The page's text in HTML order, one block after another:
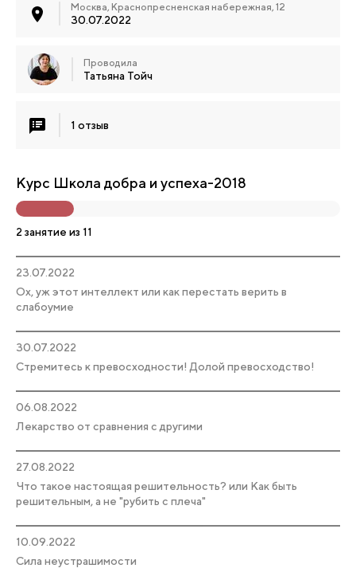
Москва, Краснопресненская набережная, 12
30.07.2022
Проводила
Татьяна Тойч
1 отзыв
Курс Школа добра и успеха-2018
2 занятие из 11
23.07.2022
Ох, уж этот интеллект или как перестать верить в
слабоумие
30.07.2022
Стремитесь к превосходности! Долой превосходство!
06.08.2022
Лекарство от сравнения с другими
27.08.2022
Что такое настоящая решительность? или Как быть
решительным, а не "рубить с плеча"
10.09.2022
Сила неустрашимости